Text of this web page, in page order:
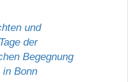
und
Tage der
Begegnung
Bonn